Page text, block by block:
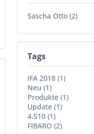
Sascha Otto (2)
Tags
IFA 2018 (1)
Neu (1)
Produkte (1)
Update (1)
4.510 (1)
FIBARO (2)